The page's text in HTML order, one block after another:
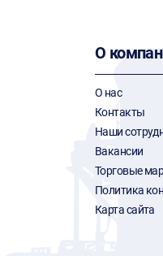
О
О нас
Контакты
Наши
Вакансии
Торговые
Политика
Карта сайта